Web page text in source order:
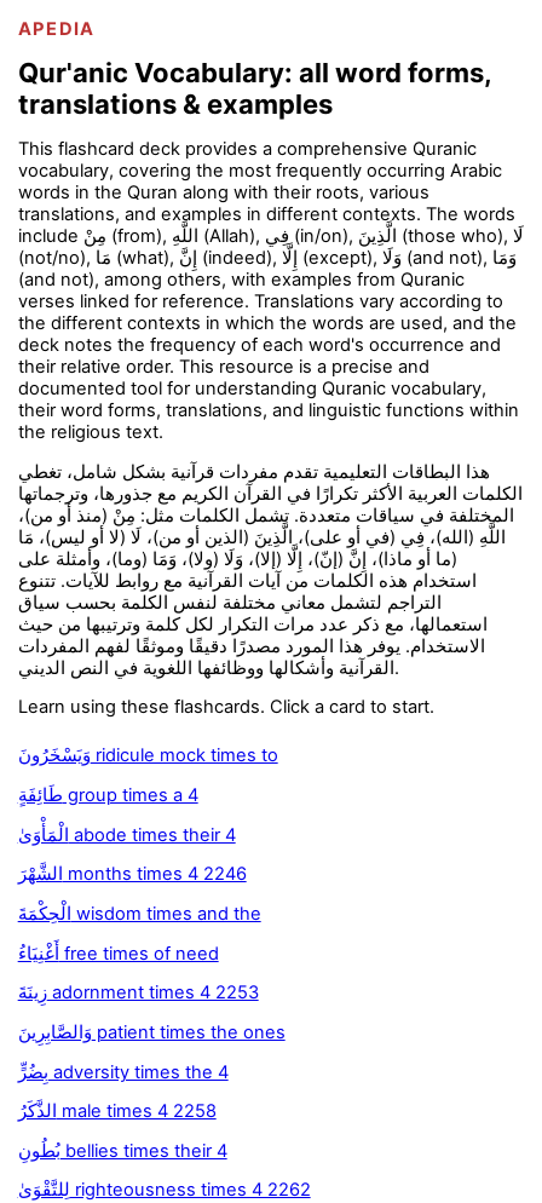
APEDIA
Qur'anic Vocabulary: all word forms,
translations & examples
This flashcard deck provides a comprehensive Quranic
vocabulary, covering the most frequently occurring Arabic
words in the Quran along with their roots, various
translations, and examples in different contexts. The words
include مِنْ (from), اللَّهِ (Allah), فِي (in/on), الَّذِينَ (those who), لَا
(not/no), مَا (what), إِنَّ (indeed), إِلَّا (except), وَلَا (and not), وَمَا
(and not), among others, with examples from Quranic
verses linked for reference. Translations vary according to
the different contexts in which the words are used, and the
deck notes the frequency of each word's occurrence and
their relative order. This resource is a precise and
documented tool for understanding Quranic vocabulary,
their word forms, translations, and linguistic functions within
the religious text.
هذا البطاقات التعليمية تقدم مفردات قرآنية بشكل شامل، تغطي
الكلمات العربية الأكثر تكرارًا في القرآن الكريم مع جذورها، وترجماتها
المختلفة في سياقات متعددة. تشمل الكلمات مثل: مِنْ (منذ أو من)،
اللَّهِ (الله)، فِي (في أو على)، الَّذِينَ (الذين أو من)، لَا (لا أو ليس)، مَا
(ما أو ماذا)، إِنَّ (إنّ)، إِلَّا (إلا)، وَلَا (ولا)، وَمَا (وما)، وأمثلة على
استخدام هذه الكلمات من آيات القرآنية مع روابط للآيات. تتنوع
التراجم لتشمل معاني مختلفة لنفس الكلمة بحسب سياق
استعمالها، مع ذكر عدد مرات التكرار لكل كلمة وترتيبها من حيث
الاستخدام. يوفر هذا المورد مصدرًا دقيقًا وموثقًا لفهم المفردات
القرآنية وأشكالها ووظائفها اللغوية في النص الديني.
Learn using these flashcards. Click a card to start.
وَيَسْخَرُونَ ridicule mock times to
طَائِفَةٍ group times a 4
الْمَأْوَىٰ abode times their 4
الشَّهْرَ months times 4 2246
الْحِكْمَةَ wisdom times and the
أَغْنِيَاءُ free times of need
زِينَةَ adornment times 4 2253
وَالصَّابِرِينَ patient times the ones
بِضُرٍّ adversity times the 4
الذَّكَرُ male times 4 2258
بُطُونِ bellies times their 4
لِلتَّقْوَىٰ righteousness times 4 2262